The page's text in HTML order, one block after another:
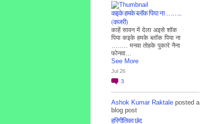
कइके हमके ब्लाॅक पिया ना ……..
(कजरी)
काहें सावन में देला अइसे शॉक
पिया कइके हमके ब्लाॅक पिया ना
…….. मनवा तोहके पुकारे नैना
फोनवा…
See More
Jul 26
3
Ashok Kumar Raktale posted a
blog post
हरिगीतिका छंद